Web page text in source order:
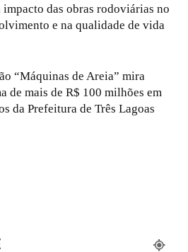
impacto das obras rodoviárias no
e na qualidade de vida
“Máquinas de Areia” mira
de mais de R$ 100 milhões em
da Prefeitura de Três Lagoas